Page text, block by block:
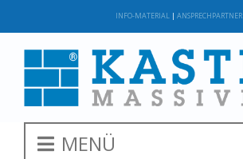
INFO-MATERIAL| ANSPRECHPARTNER
MENÜ